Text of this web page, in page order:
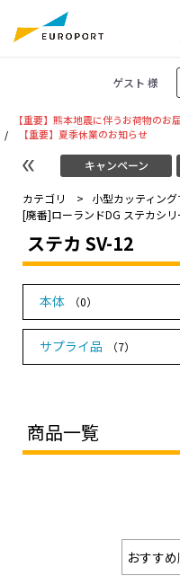
ゲスト 様
【重要】熊本地震に伴うお荷物のお
/
【重要】夏季休業のお知らせ
キャンペーン
カテゴリ > 小型カッティン
[廃番]ローランドDG ステカシリ
ステカ SV-12
本体 （0）
サプライ品 （7）
商品一覧